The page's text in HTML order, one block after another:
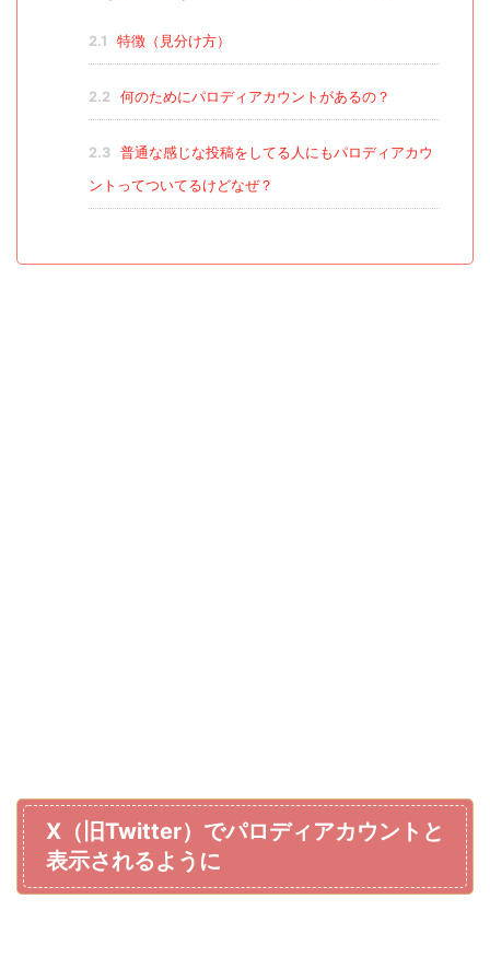
2.1 特徴（見分け方）
2.2 何のためにパロディアカウントがあるの？
2.3
普通な感じな投稿をしてる人にもパロディアカウ
ントってついてるけどなぜ？
X（旧Twitter）でパロディアカウントと
表示されるように